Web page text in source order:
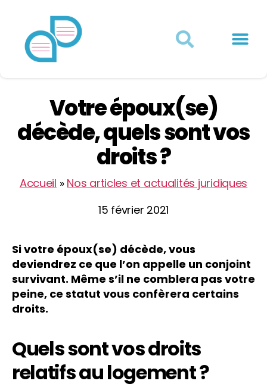
Votre époux(se)
décède, quels sont vos
droits ?
Accueil » Nos articles et actualités juridiques
15 février 2021
Si votre époux(se) décède, vous
deviendrez ce que l’on appelle un conjoint
survivant. Même s’il ne comblera pas votre
peine, ce statut vous confèrera certains
droits.
Quels sont vos droits
relatifs au logement ?